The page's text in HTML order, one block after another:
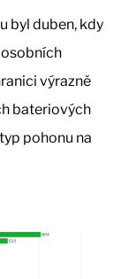
byl duben, kdy
výrazně
bateriových
pohonu na